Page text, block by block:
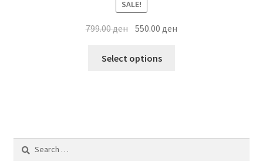
SALE!
799.00ден Original
was:
550.00 ден
Select options
options
Search